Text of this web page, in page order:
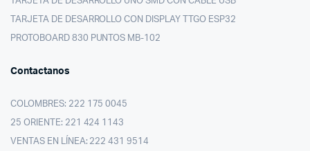
TARJETA DE DESARROLLO CON DISPLAY TTGO ESP32
PROTOBOARD 830 PUNTOS MB-102
Contactanos
COLOMBRES: 222 175 0045
25 ORIENTE: 221 424 1143
VENTAS EN LÍNEA: 222 431 9514